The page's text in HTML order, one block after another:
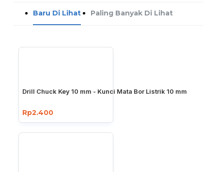
Baru Di Lihat Paling Banyak Di Lihat
Drill Chuck Key 10 mm - Kunci Mata Bor Listrik 10 mm
Rp2.400